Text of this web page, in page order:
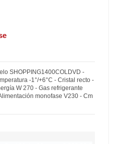
SHOPPING1400COLDVD -
-1°/+6°C - Cristal recto -
W 270 - Gas refrigerante
monofase V230 - Cm